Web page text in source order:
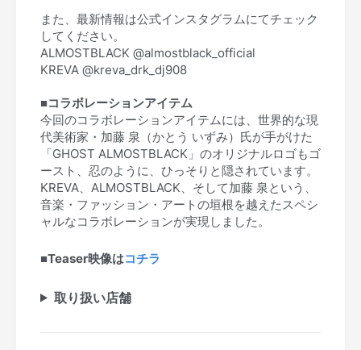
また、最新情報は公式インスタグラムにてチェック
してください。
ALMOSTBLACK @almostblack_official
KREVA @kreva_drk_dj908
■コラボレーションアイテム
今回のコラボレーションアイテムには、世界的な現
代美術家・加藤 泉（かとう いずみ）氏が手がけた
「GHOST ALMOSTBLACK」のオリジナルロゴもゴ
ースト、忍のように、ひっそりと隠されています。
KREVA、ALMOSTBLACK、そして加藤 泉という、
音楽・ファッション・アートの垣根を越えたスペシ
ャルなコラボレーションが実現しました。
■Teaser映像はコチラ
取り扱い店舗